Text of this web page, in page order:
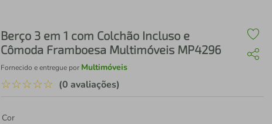
Berço 3 em 1 com Colchão Incluso e
Cômoda Framboesa Multimóveis MP4296
Fornecido e entregue por Multimóveis
☆☆☆☆☆ (0 avaliações)
Cor